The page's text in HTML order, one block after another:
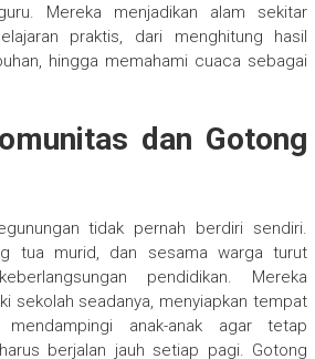
Mereka menjadikan alam sekitar
praktis, dari menghitung hasil
hingga memahami cuaca sebagai
dan Gotong
tidak pernah berdiri sendiri.
tua murid, dan sesama warga turut
pendidikan. Mereka
sekolah seadanya, menyiapkan tempat
anak-anak agar tetap
berjalan jauh setiap pagi. Gotong